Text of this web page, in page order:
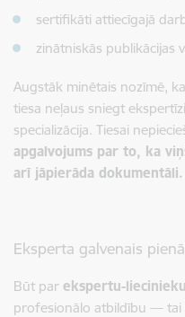
sertifikāti attiecīgajā
zinātniskās publikācijas
Augstāk minētais nozīmē,
tiesa neļaus sniegt
specializācija. Tiesai
apgalvojums par to, ka
arī jāpierāda dokumentāli.
Eksperta galvenais
Būt par ekspertu-liecinieku
profesionālo atbildību — tai